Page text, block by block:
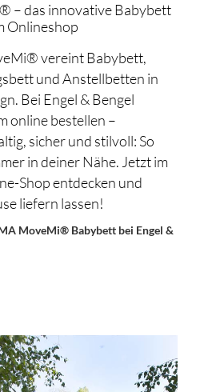
– das innovative Babybett
Onlineshop
vereint Babybett,
und Anstellbetten in
Bei Engel & Bengel
online bestellen –
sicher und stilvoll: So
in deiner Nähe. Jetzt im
Shop entdecken und
liefern lassen!
MoveMi® Babybett bei Engel &